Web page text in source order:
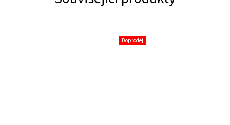
Doprodej